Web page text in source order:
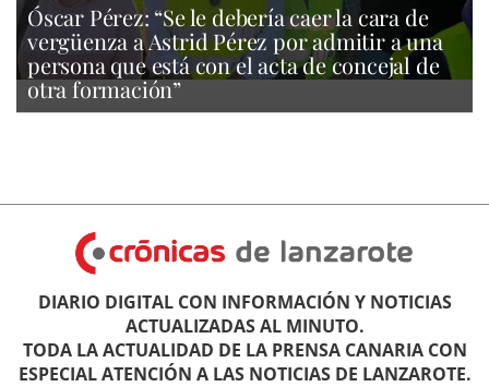
Óscar Pérez: “Se le debería caer la cara de
vergüenza a Astrid Pérez por admitir a una
persona que está con el acta de concejal de
otra formación”
DIARIO DIGITAL CON INFORMACIÓN Y NOTICIAS
ACTUALIZADAS AL MINUTO.
TODA LA ACTUALIDAD DE LA PRENSA CANARIA CON
ESPECIAL ATENCIÓN A LAS NOTICIAS DE LANZAROTE.